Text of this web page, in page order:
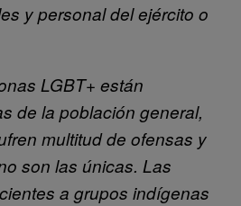
y personal del ejército o
LGBT+ están
de la población general,
multitud de ofensas y
son las únicas. Las
a grupos indígenas